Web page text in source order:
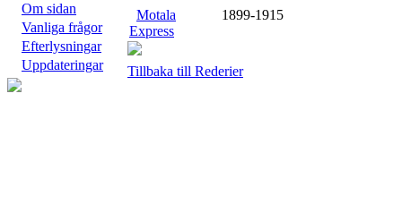
Om sidan
Vanliga frågor
Efterlysningar
Uppdateringar
Motala
Express
1899-1915
Tillbaka till Rederier